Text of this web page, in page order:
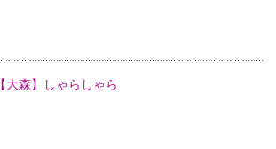
【大森】しゃらしゃら